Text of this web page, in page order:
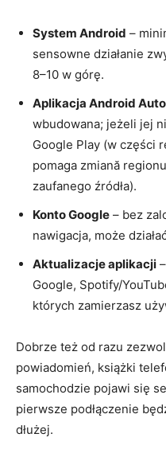
System Android –
sensowne działanie
8–10 w górę.
Aplikacja Android Auto
wbudowana; jeżeli jej
Google Play (w części
pomaga zmiană
zaufanego źródła).
Konto Google – bez
nawigacja, może
Aktualizacje aplikacji
Google, Spotify/
których zamierzasz
Dobrze też od razu
powiadomień, książki
samochodzie pojawi się
pierwsze podłączenie
dłużej.